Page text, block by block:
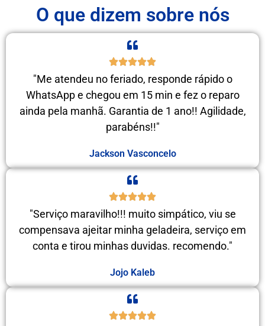
O que dizem sobre nós
"Me atendeu no feriado, responde rápido o
WhatsApp e chegou em 15 min e fez o reparo
ainda pela manhã. Garantia de 1 ano!! Agilidade,
parabéns!!"
Jackson Vasconcelo
"Serviço maravilho!!! muito simpático, viu se
compensava ajeitar minha geladeira, serviço em
conta e tirou minhas duvidas. recomendo."
Jojo Kaleb